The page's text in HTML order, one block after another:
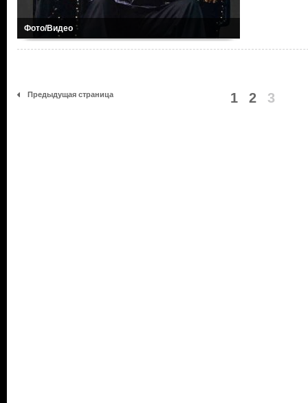
Фото/Видео
Предыдущая страница 1 2 3